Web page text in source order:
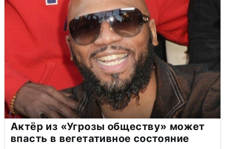
Актёр из «Угрозы обществу» может
впасть в вегетативное состояние